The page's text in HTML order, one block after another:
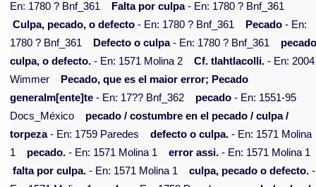
En: 1780 ? Bnf_361
Falta por culpa- En: 1780 ? Bnf_361
Culpa, pecado, o defecto - En: 1780 ? Bnf_361 Pecado - En:
1780 ? Bnf_361
Defecto o culpa- En: 1780 ? Bnf_361
culpa, o defecto. - En: 1571 Molina 2 Cf. tlahtlacolli. - En: 2004
Wimmer
Pecado, que es el maior error; Pecado
generalm[ente]te - En: 17?? Bnf_362 pecado - En: 1551-95
Docs_México
pecado / costumbre en el pecado / culpa /
torpeza- En: 1759 Paredes defecto o culpa. - En: 1571 Molina
1
pecado. - En: 1571 Molina 1 error assi. - En: 1571 Molina 1
falta por culpa. - En: 1571 Molina 1 culpa, pecado o defecto. -